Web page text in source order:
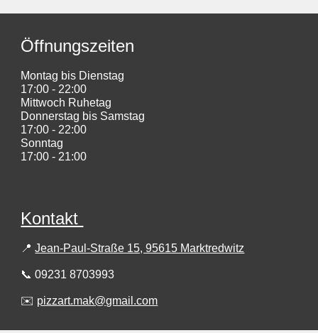
Öffnungszeiten
Montag bis Dienstag
17:00 - 22:00
Mittwoch Ruhetag
Donnerstag bis Samstag
17:00 - 22:00
Sonntag
17:00 - 21:00
Kontakt
📍Jean-Paul-Straße 15, 95615 Marktredwitz
📞 09231 8703993
✉️ pizzart.mak@gmail.com